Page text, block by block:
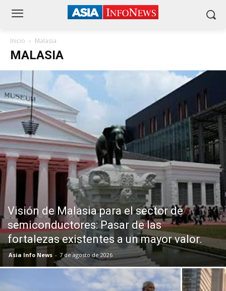
Inicio Malasia
MALASIA
Visión de Malasia para el sector de
semiconductores: Pasar de las
fortalezas existentes a un mayor valor.
Asia Info News - 7 de agosto de 2026